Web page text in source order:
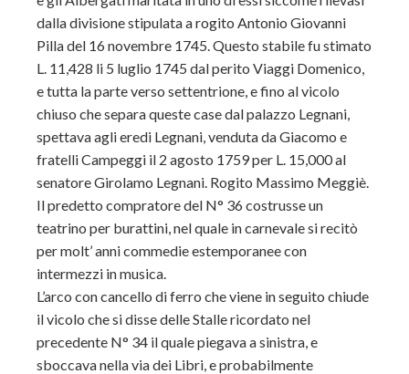
dalla divisione stipulata a rogito Antonio Giovanni
Pilla del 16 novembre 1745. Questo stabile fu stimato
L. 11,428 li 5 luglio 1745 dal perito Viaggi Domenico,
e tutta la parte verso settentrione, e fino al vicolo
chiuso che separa queste case dal palazzo Legnani,
spettava agli eredi Legnani, venduta da Giacomo e
fratelli Campeggi il 2 agosto 1759 per L. 15,000 al
senatore Girolamo Legnani. Rogito Massimo Meggiè.
Il predetto compratore del N° 36 costrusse un
teatrino per burattini, nel quale in carnevale si recitò
per molt’ anni commedie estemporanee con
intermezzi in musica.
L’arco con cancello di ferro che viene in seguito chiude
il vicolo che si disse delle Stalle ricordato nel
precedente N° 34 il quale piegava a sinistra, e
sboccava nella via dei Libri, e probabilmente